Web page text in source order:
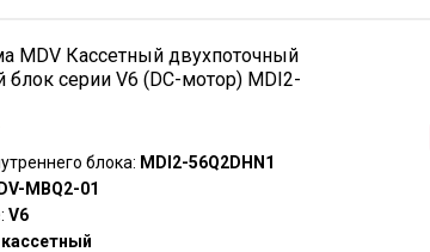
MDV Кассетный двухпоточный
блок серии V6 (DC-мотор) MDI2-
блока: MDI2-56Q2DHN1
MBQ2-01
V6
кассетный